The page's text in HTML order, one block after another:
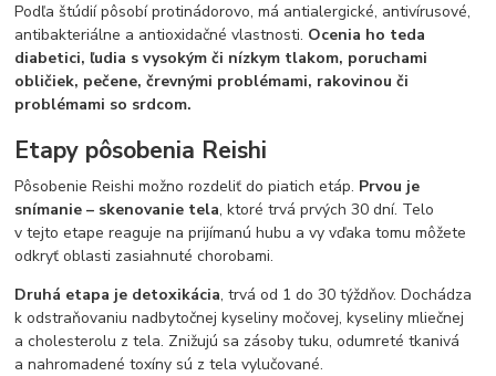
Podľa štúdií pôsobí protinádorovo, má antialergické, antivírusové,
antibakteriálne a antioxidačné vlastnosti. Ocenia ho teda
diabetici, ľudia s vysokým či nízkym tlakom, poruchami
obličiek, pečene, črevnými problémami, rakovinou či
problémami so srdcom.
Etapy pôsobenia Reishi
Pôsobenie Reishi možno rozdeliť do piatich etáp. Prvou je
snímanie – skenovanie tela, ktoré trvá prvých 30 dní. Telo
v tejto etape reaguje na prijímanú hubu a vy vďaka tomu môžete
odkryť oblasti zasiahnuté chorobami.
Druhá etapa je detoxikácia, trvá od 1 do 30 týždňov. Dochádza
k odstraňovaniu nadbytočnej kyseliny močovej, kyseliny mliečnej
a cholesterolu z tela. Znižujú sa zásoby tuku, odumreté tkanivá
a nahromadené toxíny sú z tela vylučované.